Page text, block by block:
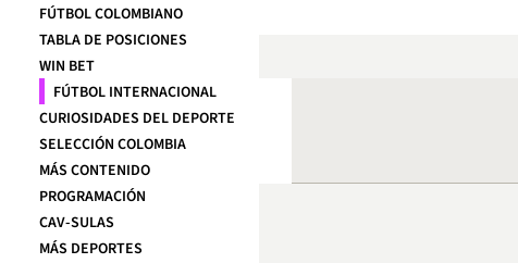
FÚTBOL COLOMBIANO
TABLA DE POSICIONES
WIN BET
FÚTBOL INTERNACIONAL
CURIOSIDADES DEL DEPORTE
SELECCIÓN COLOMBIA
MÁS CONTENIDO
PROGRAMACIÓN
CAV-SULAS
MÁS DEPORTES